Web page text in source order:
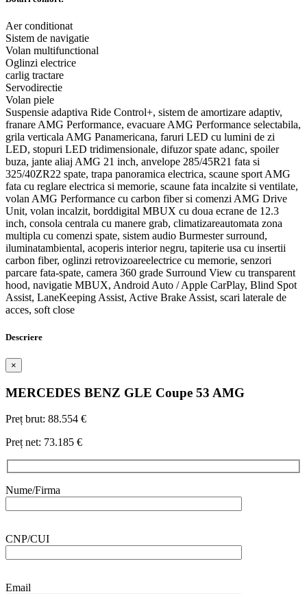
Aer conditionat
Sistem de navigatie
Volan multifunctional
Oglinzi electrice
carlig tractare
Servodirectie
Volan piele
Suspensie adaptiva Ride Control+, sistem de amortizare adaptiv,
franare AMG Performance, evacuare AMG Performance selectabila,
grila verticala AMG Panamericana, faruri LED cu lumini de zi
LED, stopuri LED tridimensionale, difuzor spate adanc, spoiler
buza, jante aliaj AMG 21 inch, anvelope 285/45R21 fata si
325/40ZR22 spate, trapa panoramica electrica, scaune sport AMG
fata cu reglare electrica si memorie, scaune fata incalzite si ventilate,
volan AMG Performance cu carbon fiber si comenzi AMG Drive
Unit, volan incalzit, borddigital MBUX cu doua ecrane de 12.3
inch, consola centrala cu manere grab, climatizareautomata zona
multipla cu comenzi spate, sistem audio Burmester surround,
iluminatambiental, acoperis interior negru, tapiterie usa cu insertii
carbon fiber, oglinzi retrovizoareelectrice cu memorie, senzori
parcare fata-spate, camera 360 grade Surround View cu transparent
hood, navigatie MBUX, Android Auto / Apple CarPlay, Blind Spot
Assist, LaneKeeping Assist, Active Brake Assist, scari laterale de
acces, soft close
Descriere
×
MERCEDES BENZ GLE Coupe 53 AMG
Preț brut: 88.554 €
Preț net: 73.185 €
Nume/Firma
CNP/CUI
Email